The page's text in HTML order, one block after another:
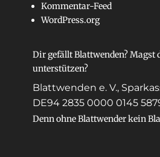
Kommentar-Feed
WordPress.org
Dir gefällt Blattwenden? Magst
unterstützen?
Blattwenden e. V.,
DE94 2835 0000 0145
Denn ohne Blattwender kein